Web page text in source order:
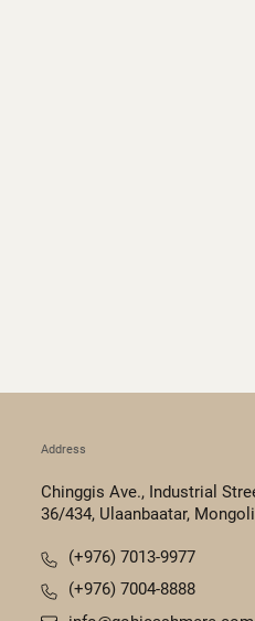
Address
Chinggis Ave., Industrial
36/434, Ulaanbaatar,
(+976) 7013-9977
(+976) 7004-8888